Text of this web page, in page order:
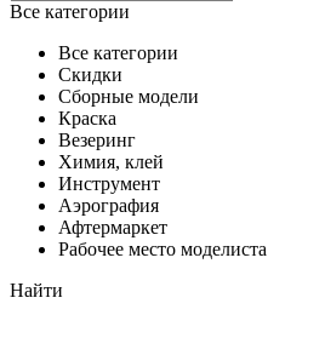
Все категории
Все категории
Скидки
Сборные модели
Краска
Везеринг
Химия, клей
Инструмент
Аэрография
Афтермаркет
Рабочее место моделиста
Найти